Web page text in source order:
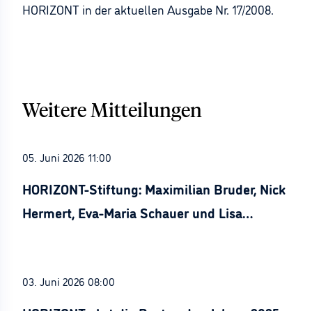
HORIZONT in der aktuellen Ausgabe Nr. 17/2008.
Weitere Mitteilungen
05. Juni 2026 11:00
HORIZONT-Stiftung: Maximilian Bruder, Nick
Hermert, Eva-Maria Schauer und Lisa
03. Juni 2026 08:00